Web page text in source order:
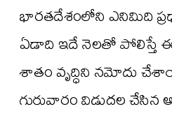
భారతదేశంలోని ఎనిమిది
ఏడాది ఇదే నెలతో పోలిస్తే
శాతం వృద్ధిని నమోదు
గురువారం విడుదల